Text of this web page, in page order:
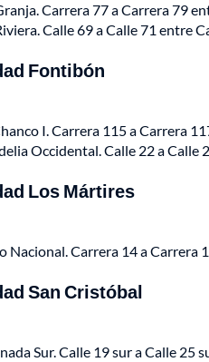
Carrera 77 a Carrera 79
Calle 69 a Calle 71 entre
Fontibón
I. Carrera 115 a Carrera
Occidental. Calle 22 a Calle
Los Mártires
Nacional. Carrera 14 a Carrera
San Cristóbal
Sur. Calle 19 sur a Calle 25